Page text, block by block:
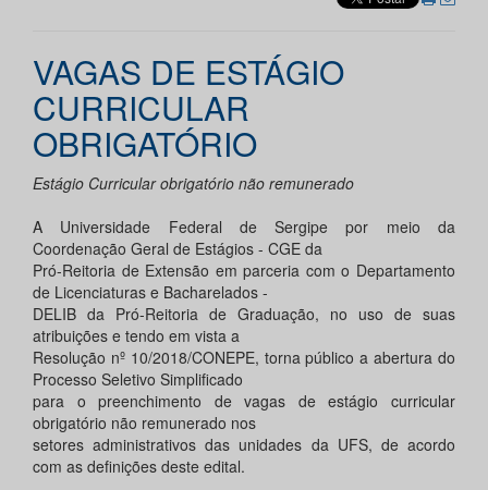
VAGAS DE ESTÁGIO
CURRICULAR
OBRIGATÓRIO
Estágio Curricular obrigatório não remunerado
A Universidade Federal de Sergipe por meio da
Coordenação Geral de Estágios - CGE da
Pró-Reitoria de Extensão em parceria com o Departamento
de Licenciaturas e Bacharelados -
DELIB da Pró-Reitoria de Graduação, no uso de suas
atribuições e tendo em vista a
Resolução nº 10/2018/CONEPE, torna público a abertura do
Processo Seletivo Simplificado
para o preenchimento de vagas de estágio curricular
obrigatório não remunerado nos
setores administrativos das unidades da UFS, de acordo
com as definições deste edital.